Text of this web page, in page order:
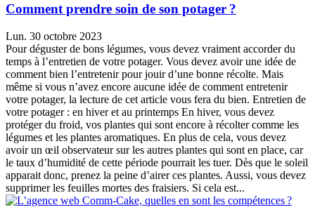
Comment prendre soin de son potager ?
Lun. 30 octobre 2023
Pour déguster de bons légumes, vous devez vraiment accorder du
temps à l’entretien de votre potager. Vous devez avoir une idée de
comment bien l’entretenir pour jouir d’une bonne récolte. Mais
même si vous n’avez encore aucune idée de comment entretenir
votre potager, la lecture de cet article vous fera du bien. Entretien de
votre potager : en hiver et au printemps En hiver, vous devez
protéger du froid, vos plantes qui sont encore à récolter comme les
légumes et les plantes aromatiques. En plus de cela, vous devez
avoir un œil observateur sur les autres plantes qui sont en place, car
le taux d’humidité de cette période pourrait les tuer. Dès que le soleil
apparait donc, prenez la peine d’airer ces plantes. Aussi, vous devez
supprimer les feuilles mortes des fraisiers. Si cela est...